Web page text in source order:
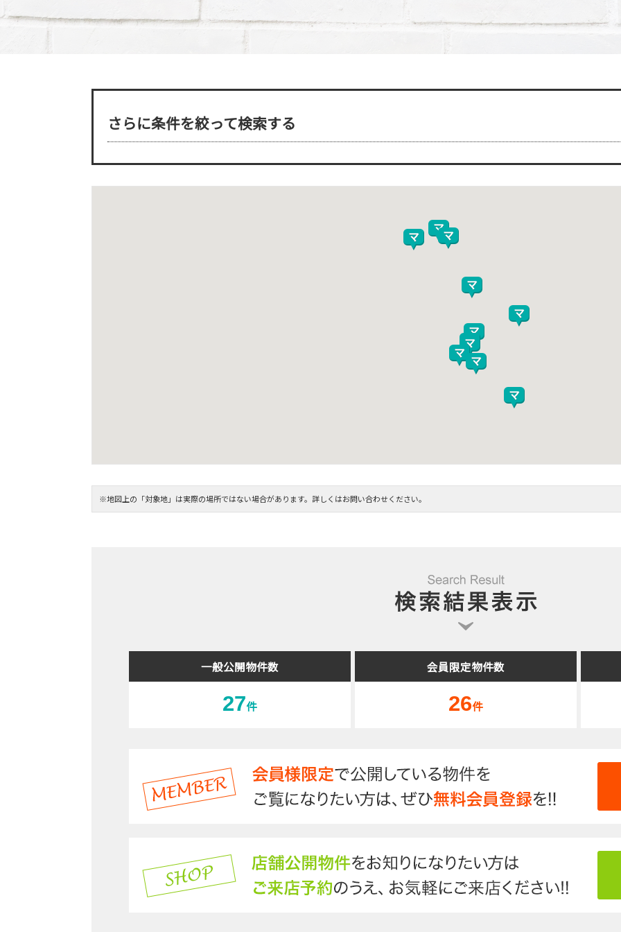
さらに条件を絞って検索する
※地図上の「対象地」は実際の場所ではない場合があります。詳しくはお問い合わせください。
一般公開物件数
27件
会員限定物件数
26件